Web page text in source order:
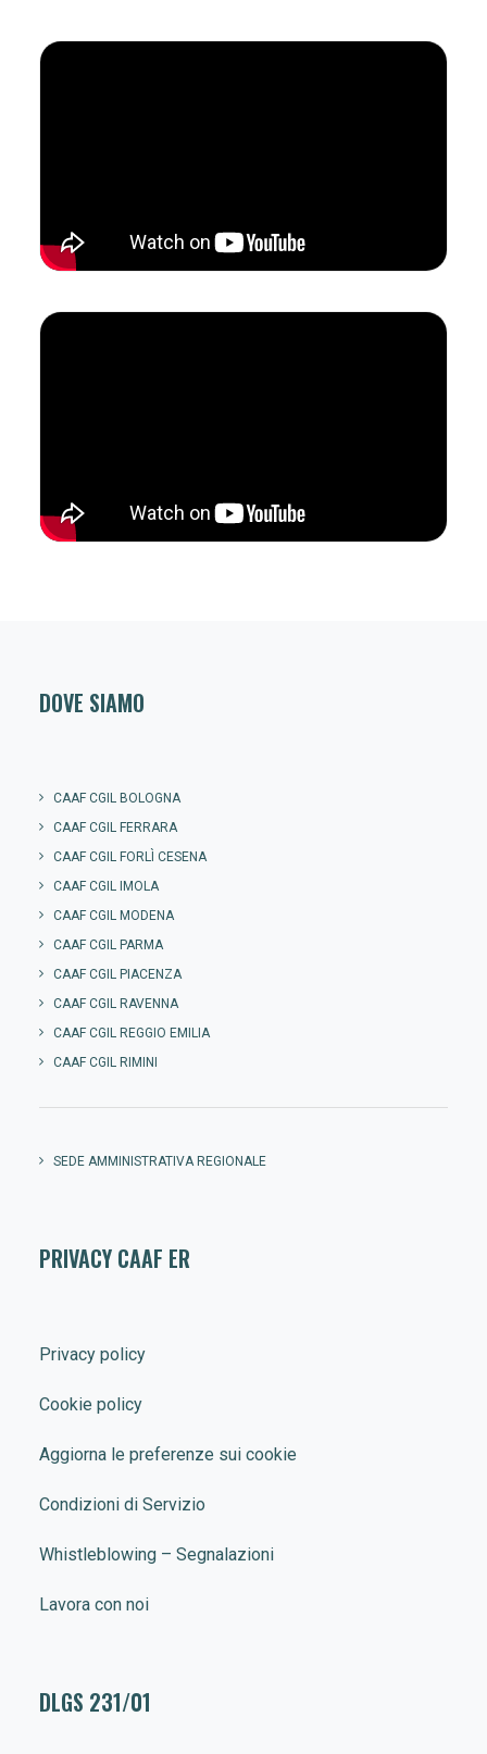
DOVE SIAMO
CAAF CGIL BOLOGNA
CAAF CGIL FERRARA
CAAF CGIL FORLÌ CESENA
CAAF CGIL IMOLA
CAAF CGIL MODENA
CAAF CGIL PARMA
CAAF CGIL PIACENZA
CAAF CGIL RAVENNA
CAAF CGIL REGGIO EMILIA
CAAF CGIL RIMINI
SEDE AMMINISTRATIVA REGIONALE
PRIVACY CAAF ER
Privacy policy
Cookie policy
Aggiorna le preferenze sui cookie
Condizioni di Servizio
Whistleblowing – Segnalazioni
Lavora con noi
DLGS 231/01